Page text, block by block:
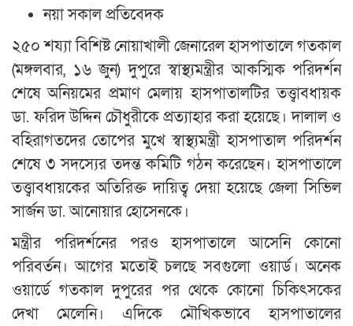
নয়া সকাল প্রতিবেদক
২৫০ শয্যা বিশিষ্ট নোয়াখালী জেনারেল হাসপাতালে গতকাল
(মঙ্গলবার, ১৬ জুন) দুপুরে স্বাস্থ্যমন্ত্রীর আকস্মিক পরিদর্শন
শেষে অনিয়মের প্রমাণ মেলায় হাসপাতালটির তত্ত্বাবধায়ক
ডা. ফরিদ উদ্দিন চৌধুরীকে প্রত্যাহার করা হয়েছে। দালাল ও
বহিরাগতদের তোপের মুখে স্বাস্থ্যমন্ত্রী হাসপাতাল পরিদর্শন
শেষে ৩ সদস্যের তদন্ত কমিটি গঠন করেছেন। হাসপাতালে
তত্ত্বাবধায়কের অতিরিক্ত দায়িত্ব দেয়া হয়েছে জেলা সিভিল
সার্জন ডা. আনোয়ার হোসেনকে।
মন্ত্রীর পরিদর্শনের পরও হাসপাতালে আসেনি কোনো
পরিবর্তন। আগের মতোই চলছে সবগুলো ওয়ার্ড। অনেক
ওয়ার্ডে গতকাল দুপুরের পর থেকে কোনো চিকিৎসকের
দেখা মেলেনি। এদিকে মৌখিকভাবে হাসপাতালের